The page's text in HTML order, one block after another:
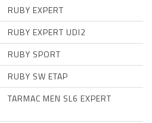
RUBY EXPERT
RUBY EXPERT UDI2
RUBY SPORT
RUBY SW ETAP
TARMAC MEN SL6 EXPERT